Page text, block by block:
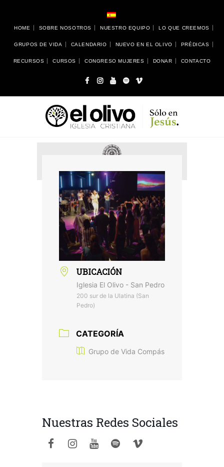
HOME SOBRE NOSOTROS NUESTRO EQUIPO LO QUE CREEMOS
GRUPOS DE VIDA CALENDARIO NUEVO EN EL OLIVO PRÉDICAS
RECURSOS CURSOS CONGRESO MUJERES DONAR CONTACTO
UBICACIÓN
Iglesia El Olivo - San Pedro
200 sur de la Ulatina (San
Pedro)
CATEGORÍA
Grupo de Vida Compás
Nuestras Redes Sociales